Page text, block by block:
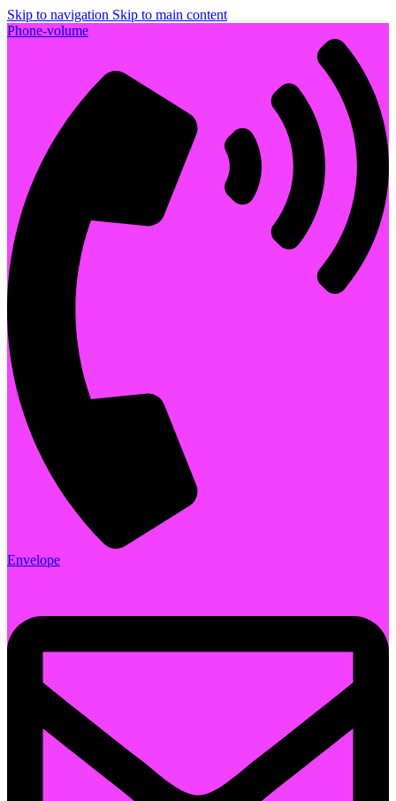
Skip to navigation Skip to main content
Phone-volume
Envelope